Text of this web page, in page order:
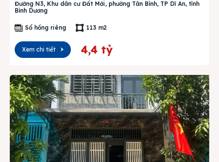
Đường N3, Khu dân cư Đất Mới, phường Tân Bình, TP Dĩ An, tỉnh
Bình Dương
Sổ hồng riêng 113 m2
Xem chi tiết 4,4 tỷ